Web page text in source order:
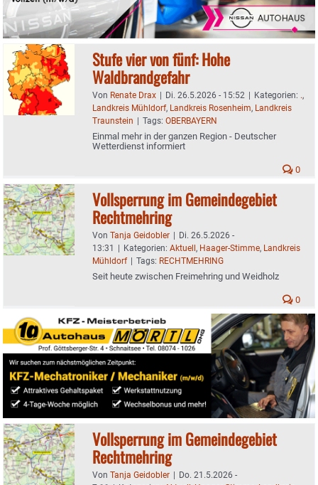
Stufe vier von fünf: Hohe
Waldbrandgefahr
Von Renate Drax Di. 26.5.2026 - 15:52 Kategorien: .,
Landkreis Mühldorf, Landkreis Rosenheim, Landkreis
Traunstein
Tags: OBERBAYERN
Einmal mehr in der ganzen Region - Deutscher
Wetterdienst informiert
0
Vollsperrung im Gemeindegebiet
Rechtmehring
Von Tanja Geidobler
Di. 26.5.2026 -
13:31
Kategorien: Aktuell , Haager-Stimme, Landkreis
Mühldorf
Tags: RECHTMEHRING
Seit heute zwischen Freimehring und Weidholz
0
Vollsperrung im Gemeindegebiet
Rechtmehring
Von Tanja Geidobler | Do. 21.5.2026 -